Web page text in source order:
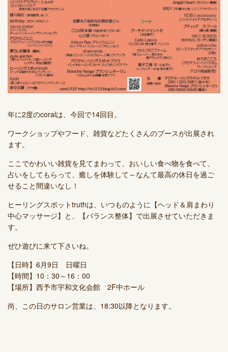
年に2度のcoralは、今回で14回目。
ワークショップやフード、雑貨などたくさんのブースが出展され
ます。
ここでかわいい雑貨を見てまわって、おいしい食べ物を食べて、
占いをしてもらって、癒しを体験して～なんて最高の休日を過ご
せること間違いなし！
ヒーリングスポットtruthは、いつものように【ヘッド＆肩まわり
中心マッサージ】と、【バランス整体】で出展させていただきま
す。
ぜひ遊びに来て下さいね。
【日時】6月9日 日曜日
【時間】10：30～16：00
【場所】西予市宇和文化会館 2F中ホール
尚、この日のサロン営業は、18:30以降となります。